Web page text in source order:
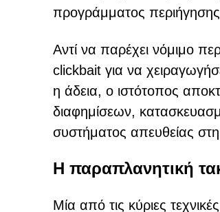
προγράμματος περιήγησης
Αντί να παρέχει νόμιμο
clickbait για να
η άδεια, ο ιστότοπος
διαφημίσεων,
συστήματος απευθείας
Η παραπλανητική
Μία από τις κύριες